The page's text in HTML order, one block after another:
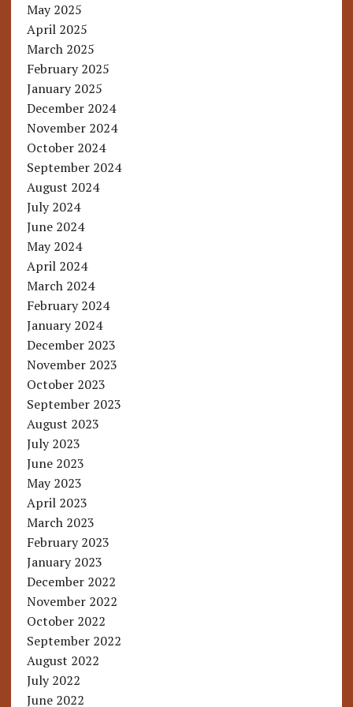
May 2025
April 2025
March 2025
February 2025
January 2025
December 2024
November 2024
October 2024
September 2024
August 2024
July 2024
June 2024
May 2024
April 2024
March 2024
February 2024
January 2024
December 2023
November 2023
October 2023
September 2023
August 2023
July 2023
June 2023
May 2023
April 2023
March 2023
February 2023
January 2023
December 2022
November 2022
October 2022
September 2022
August 2022
July 2022
June 2022